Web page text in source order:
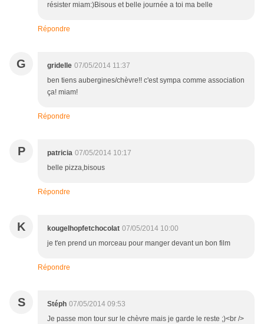
résister miam:)Bisous et belle journée a toi ma belle
Répondre
G gridelle 07/05/2014 11:37
ben tiens aubergines/chèvre!! c'est sympa comme association
ça! miam!
Répondre
P patricia 07/05/2014 10:17
belle pizza,bisous
Répondre
K kougelhopfetchocolat 07/05/2014 10:00
je t'en prend un morceau pour manger devant un bon film
Répondre
S Stéph 07/05/2014 09:53
Je passe mon tour sur le chèvre mais je garde le reste ;)<br />